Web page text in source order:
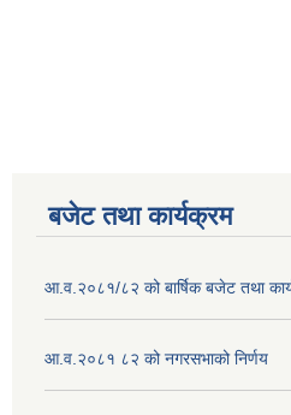
बजेट तथा कार्यक्रम
आ.व.२०८१/८२ को बार्षिक बजेट तथा
आ.व.२०८१ ८२ को नगरसभाको निर्णय